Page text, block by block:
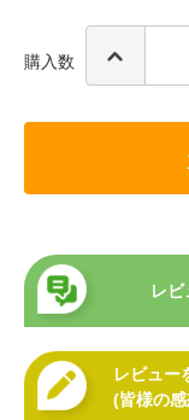
購入数
レ
レビュー
(皆様の